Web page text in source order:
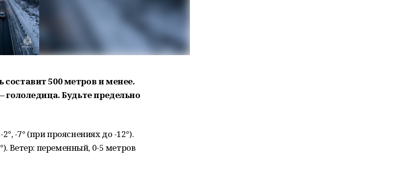
500 метров и менее.
Будьте предельно
-7° (при прояснениях до -12°).
Ветер: переменный, 0-5 метров